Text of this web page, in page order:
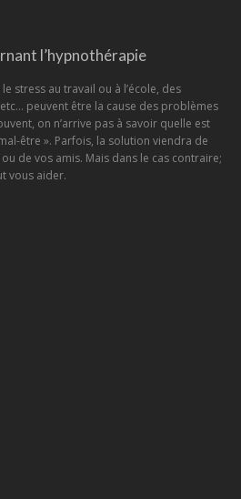
l’hypnothérapie
stress au travail ou à l’école, des
peuvent être la cause des problèmes
on n’arrive pas à savoir quelle est
être ». Parfois, la solution viendra de
de vos amis. Mais dans le cas contraire;
vous aider.